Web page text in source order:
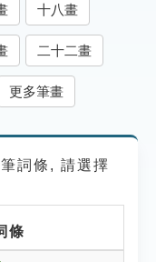
十八畫
二十二畫
更多筆畫
筆詞條, 請選擇
條